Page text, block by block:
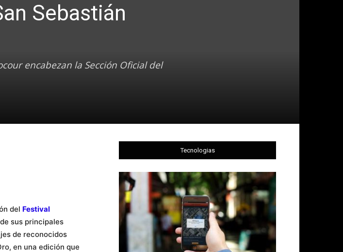
Sebastián
encabezan la Sección Oficial del
del Festival
sus principales
de reconocidos
en una edición que
Tecnologias